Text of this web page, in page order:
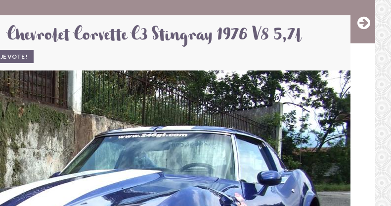
Chevrolet Corvette C3 Stingray 1976 V8 5,7l
JE VOTE !